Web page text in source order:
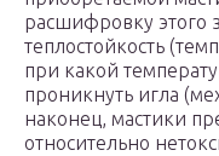
расшифровку этого
теплостойкость
при какой
проникнуть игла
наконец, мастики
относительно